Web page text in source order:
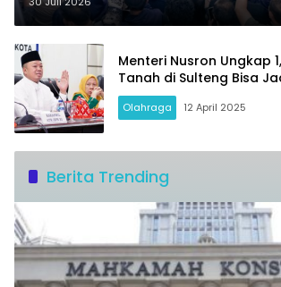
Menteri Nusron Ungkap
Tanah di Sulteng Bisa
Olahraga 12 April 2025
Berita Trending